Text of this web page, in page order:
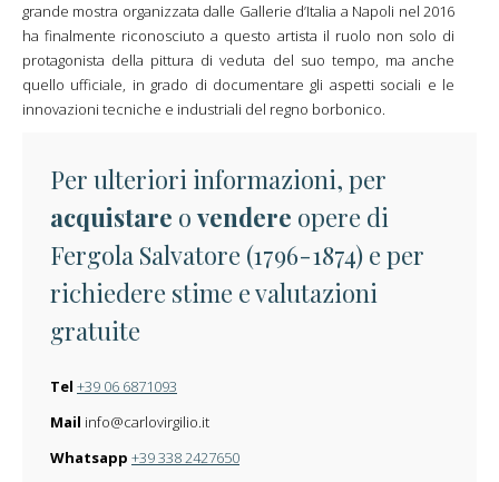
grande mostra organizzata dalle Gallerie d’Italia a Napoli nel 2016
ha finalmente riconosciuto a questo artista il ruolo non solo di
protagonista della pittura di veduta del suo tempo, ma anche
quello ufficiale, in grado di documentare gli aspetti sociali e le
innovazioni tecniche e industriali del regno borbonico.
Per ulteriori informazioni, per
acquistare o vendere opere di
Fergola Salvatore (1796-1874) e per
richiedere stime e valutazioni
gratuite
Tel +39 06 6871093
Mail info@carlovirgilio.it
Whatsapp +39 338 2427650